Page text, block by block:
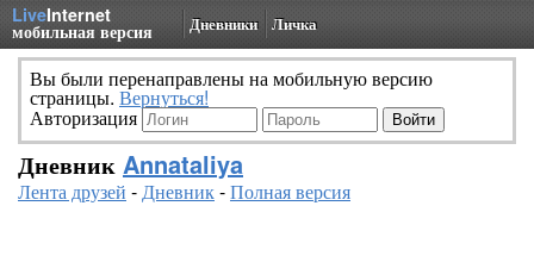
LiveInternet
мобильная версия Дневники Личка
Вы были перенаправлены на мобильную версию
страницы. Вернуться!
Авторизация
Дневник Annataliya
Лента друзей -Дневник-Полная версия